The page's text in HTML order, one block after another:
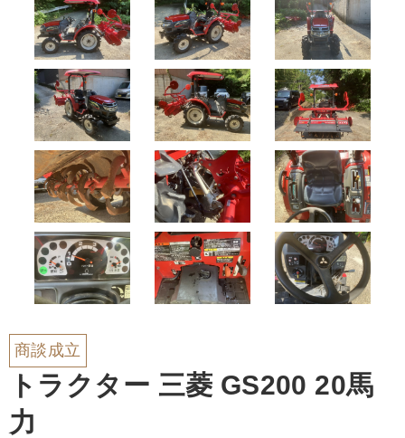
商談成立
トラクター 三菱 GS200 20馬
力